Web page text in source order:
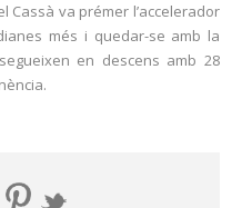
Cassà va prémer l’accelerador
més i quedar-se amb la
en descens amb 28